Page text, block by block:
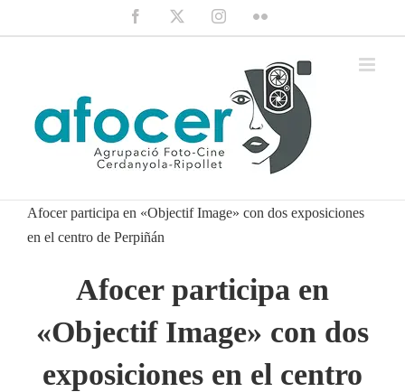
Facebook InstagramFlickr
Afocer participa en «Objectif Image» con dos exposiciones
en el centro de Perpiñán
Afocer participa en
«Objectif Image» con dos
exposiciones en el centro